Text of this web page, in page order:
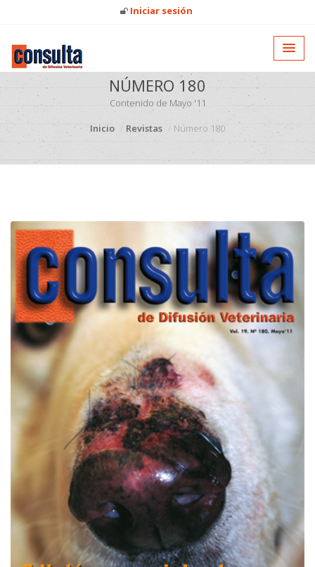
Iniciar sesión
NÚMERO 180
Contenido de Mayo '11
Inicio
Revistas Número 180